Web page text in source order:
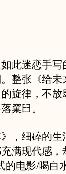
迷恋手写
整张《给未
旋律，不放
窠臼。
细碎的生
满现代感，
电影/喝白